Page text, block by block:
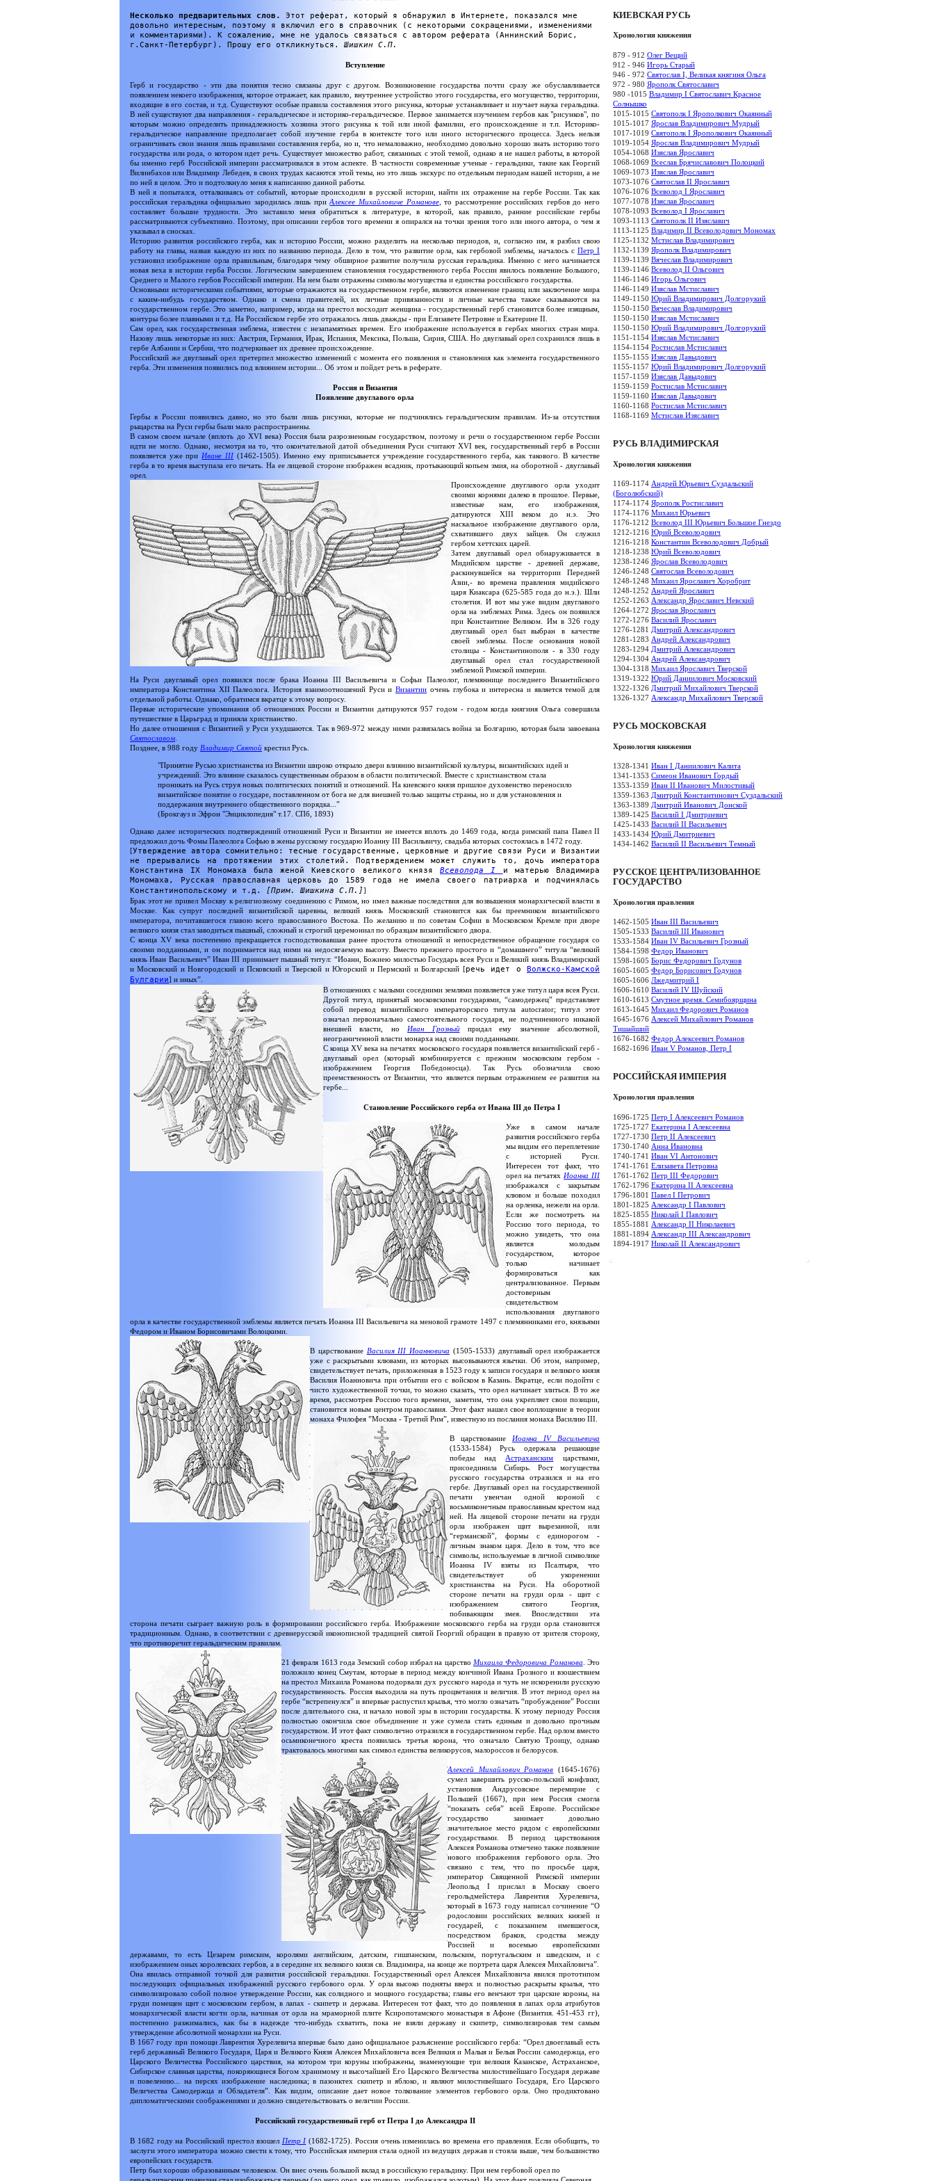
Несколько предварительных слов.
Этот реферат, который я обнаружил в Интернете, показался мне
довольно интересным, поэтому я включил его в справочник (с некоторыми сокращениями, изменениями
и комментариями). К сожалению, мне не удалось связаться с автором реферата (Аннинский Борис,
г.Санкт-Петербург). Прошу его откликнуться. Шишкин С.П.
Вступление
Герб и государство - эти два понятия тесно связаны друг с другом. Возникновение государства почти сразу же обуславливается
появлением некоего изображения, которое отражает, как правило, внутреннее устройство этого государства, его могущество, территории,
входящие в его состав, и т.д. Существуют особые правила составления этого рисунка, которые устанавливает и изучает наука геральдика.
В ней существуют два направления - геральдическое и историко-геральдическое. Первое занимается изучением гербов как "рисунков", по
которым можно определить принадлежность хозяина этого рисунка к той или иной фамилии, его происхождение и т.п. Историко-
геральдическое направление предполагает собой изучение герба в контексте того или иного исторического процесса. Здесь нельзя
ограничивать свои знания лишь правилами составления герба, но и, что немаловажно, необходимо довольно хорошо знать историю того
государства или рода, о котором идет речь. Существует множество работ, связанных с этой темой, однако я не нашел работы, в которой
бы именно герб Российской империи рассматривался в этом аспекте. В частности современные ученые - геральдики, такие как Георгий
Вилинбахов или Владимир Лебедев, в своих трудах касаются этой темы, но это лишь экскурс по отдельным периодам нашей истории, а не
по ней в целом. Это и подтолкнуло меня к написанию данной работы.
В ней я попытался, отталкиваясь от событий, которые происходили в русской истории, найти их отражение на гербе России. Так как
российская геральдика официально зародилась лишь приАлексее Михайловиче Романове, то рассмотрение российских гербов до него
составляет большие трудности. Это заставило меня обратиться к литературе, в которой, как правило, ранние российские гербы
рассматриваются субъективно. Поэтому, при описании гербов того времени я опирался на точки зрения того или иного автора, о чем я
указывал в сносках.
Историю развития российского герба, как и историю России, можно разделить на несколько периодов, и, согласно им, я разбил свою
работу на главы, назвав каждую из них по названию периода. Дело в том, что развитие орла, как гербовой эмблемы, началось с Петр I
установил изображение орла правильным, благодаря чему обширное развитие получила русская геральдика. Именно с него начинается
новая веха в истории герба России. Логическим завершением становления государственного герба России явилось появление Большого,
Среднего и Малого гербов Российской империи. На нем были отражены символы могущества и единства российского государства.
Основными историческими событиями, которые отражаются на государственном гербе, являются изменение границ или заключение мира
с каким-нибудь государством. Однако и смена правителей, их личные привязанности и личные качества также сказываются на
государственном гербе. Это заметно, например, когда на престол восходит женщина - государственный герб становится более изящным,
контуры более плавными и т.д. На Российском гербе это отражалось лишь дважды - при Елизавете Петровне и Екатерине II.
Сам орел, как государственная эмблема, известен с незапамятных времен. Его изображение используется в гербах многих стран мира.
Назову лишь некоторые из них: Австрия, Германия, Ирак, Испания, Мексика, Польша, Сирия, США. Но двуглавый орел сохранился лишь в
гербе Албании и Сербии, что подчеркивает их древнее происхождение.
Российский же двуглавый орел претерпел множество изменений с момента его появления и становления как элемента государственного
герба. Эти изменения появились под влиянием истории... Об этом и пойдет речь в реферате.
Россия и Византия
Появление двуглавого орла
Гербы в России появились давно, но это были лишь рисунки, которые не подчинялись геральдическим правилам. Из-за отсутствия
рыцарства на Руси гербы были мало распространены.
В самом своем начале (вплоть до XVI века) Россия была разрозненным государством, поэтому и речи о государственном гербе России
идти не могло. Однако, несмотря на то, что окончательной датой объединения Руси считают XVI век, государственный герб в России
появляется уже при Иване III(1462-1505). Именно ему приписывается учреждение государственного герба, как такового. В качестве
герба в то время выступала его печать. На ее лицевой стороне изображен всадник, протыкающий копьем змия, на оборотной - двуглавый
орел.
Происхождение двуглавого орла уходит
своими корнями далеко в прошлое. Первые,
известные нам, его изображения,
датируются XIII веком до н.э. Это
наскальное изображение двуглавого орла,
схватившего двух зайцев. Он служил
гербом хеттских царей.
Затем двуглавый орел обнаруживается в
Мидийском царстве - древней державе,
раскинувшейся на территории Передней
Азии,- во времена правления мидийского
царя Киаксара (625-585 года до н.э.). Шли
столетия. И вот мы уже видим двуглавого
орла на эмблемах Рима. Здесь он появился
при Константине Великом. Им в 326 году
двуглавый орел был выбран в качестве
своей эмблемы. После основания новой
столицы - Константинополя - в 330 году
двуглавый орел стал государственной
эмблемой Римской империи.
На Руси двуглавый орел появился после брака Иоанна III Васильевича и Софьи Палеолог, племяннице последнего Византийского
императора Константина XII Палеолога. История взаимоотношений Руси и Византии очень глубока и интересна и является темой для
отдельной работы. Однако, обратимся вкратце к этому вопросу.
Первые исторические упоминания об отношениях России и Византии датируются 957 годом - годом когда княгиня Ольга совершила
путешествие в Царьград и приняла христианство.
Но далее отношения с Византией у Руси ухудшаются. Так в 969-972 между ними развязалась война за Болгарию, которая была завоевана
Святославом
Позднее, в 988 году Владимир Святой крестил Русь.
"Принятие Русью христианства из Византии широко открыло двери влиянию византийской культуры, византийских идей и
учреждений. Это влияние сказалось существенным образом в области политической. Вместе с христианством стала
проникать на Русь струя новых политических понятий и отношений. На киевского князя пришлое духовенство переносило
византийское понятие о государе, поставленном от бога не для внешней только защиты страны, но и для установления и
поддержания внутреннего общественного порядка...”
(Брокгауз и Эфрон "Энциклопедия" т.17. СПб, 1893)
Однако далее исторических подтверждений отношений Руси и Византии не имеется вплоть до 1469 года, когда римский папа Павел II
предложил дочь Фомы Палеолога Софью в жены русскому государю Иоанну III Васильвичу, свадьба которых состоялась в 1472 году.
[Утверждение автора сомнительно: тесные государственные, церковные и другие связи Руси и Византии
не прерывались на протяжении этих столетий. Подтверждением может служить то, дочь императора
Константина IX Мономаха была женой Киевского великого князя Всеволода I
и матерью Владимира
Мономаха, Русская православная церковь до 1589 года не имела своего патриарха и подчинялась
Константинопольскому и т.д. [Прим. Шишкина С.П.]]
Брак этот не привел Москву к религиозному соединению с Римом, но имел важные последствия для возвышения монархической власти в
Москве. Как супруг последней византийской царевны, великий князь Московский становится как бы преемником византийского
императора, почитавшегося главою всего православного Востока. По желанию и по советам Софии в Московском Кремле при дворе
великого князя стал заводиться пышный, сложный и строгий церемониал по образцам византийского двора.
С конца XV века постепенно прекращается господствовавшая ранее простота отношений и непосредственное обращение государя со
своими подданными, и он поднимается над ними на недосягаемую высоту. Вместо прежнего простого и “домашнего” титула “великий
князь Иван Васильевич” Иван III принимает пышный титул: “Иоанн, Божиею милостью Государь всея Руси и Великий князь Владимирский
и Московский и Новгородский и Псковский и Тверской и Югорский и Пермский и Болгарский [речь идет о
Волжско-Камской
Булгарии] и иных”.
В отношениях с малыми соседними землями появляется уже титул царя всея Руси.
Другой титул, принятый московскими государями, “самодержец” представляет
собой перевод византийского императорского титула autocrator; титул этот
означал первоначально самостоятельного государя, не подчиненного никакой
внешней власти, но Иван Грозныйпридал ему значение абсолютной,
неограниченной власти монарха над своими подданными.
С конца XV века на печатях московского государя появляется византийский герб -
двуглавый орел (который комбинируется с прежним московским гербом -
изображением Георгия Победоносца). Так Русь обозначила свою
преемственность от Византии, что является первым отражением ее развития на
гербе...
Становление Российского герба от Ивана III до Петра I
Уже в самом начале
развития российского герба
мы видим его переплетение
с историей Руси.
Интересен тот факт, что
орел на печатях Иоанна III
изображался с закрытым
клювом и больше походил
на орленка, нежели на орла.
Если же посмотреть на
Россию того периода, то
можно увидеть, что она
является молодым
государством, которое
только начинает
формироваться как
централизованное. Первым
достоверным
свидетельством
использования двуглавого
орла в качестве государственной эмблемы является печать Иоанна III Васильевича на меновой грамоте 1497 с племянниками его, князьями
Федором и Иваном Борисовичами Волоцкими.
В царствование Василия III Иоанновича (1505-1533) двуглавый орел изображается
уже с раскрытыми клювами, из которых высовываются язычки. Об этом, например,
свидетельствует печать, приложенная в 1523 году к записи государя и великого князя
Василия Иоанновича при отбытии его с войском в Казань. Вкратце, если подойти с
чисто художественной точки, то можно сказать, что орел начинает злиться. В то же
время, рассмотрев Россию того времени, заметим, что она укрепляет свои позиции,
становится новым центром православия. Этот факт нашел свое воплощение в теории
монаха Филофея ”Москва - Третий Рим”, известную из послания монаха Василию III.
В царствование Иоанна IV Васильевича
(1533-1584) Русь одержала решающие
победы надАстраханским царствами,
присоединила Сибирь. Рост могущества
русского государства отразился и на его
гербе. Двуглавый орел на государственной
печати увенчан одной короной с
восьмиконечным православным крестом над
ней. На лицевой стороне печати на груди
орла изображен щит вырезанной, или
“германской”, формы с единорогом -
личным знаком царя. Дело в том, что все
символы, используемые в личной символике
Иоанна IV взяты из Псалтыря, что
свидетельствует об укоренении
христианства на Руси. На оборотной
стороне печати на груди орла - щит с
изображением святого Георгия,
побивающим змея. Впоследствии эта
сторона печати сыграет важную роль в формировании российского герба. Изображение московского герба на груди орла становится
традиционным. Однако, в соответствии с древнерусской иконописной традицией святой Георгий обращен в правую от зрителя сторону,
что противоречит геральдическим правилам.
21 февраля 1613 года Земский собор избрал на царство Михаила Федоровича Романова. Это
положило конец Смутам, которые в период между кончиной Ивана Грозного и взошествием
на престол Михаила Романова подорвали дух русского народа и чуть не искоренили русскую
государственность. Россия выходила на путь процветания и величия. В этот период орел на
гербе “встрепенулся” и впервые распустил крылья, что могло означать “пробуждение” России
после длительного сна, и начало новой эры в истории государства. К этому периоду Россия
полностью окончила свое объединение и уже сумела стать единым и довольно прочным
государством. И этот факт символично отразился в государственном гербе. Над орлом вместо
осьмиконечного креста появилась третья корона, что означало Святую Троицу, однако
трактовалось многими как символ единства великорусов, малороссов и белорусов.
Алексей Михайлович Романов (1645-1676)
сумел завершить русско-польский конфликт,
установив Андрусовское перемирие с
Польшей (1667), при нем Россия смогла
“показать себя” всей Европе. Российское
государство занимает довольно
значительное место рядом с европейскими
государствами. В период царствования
Алексея Романова отмечено также появление
нового изображения гербового орла. Это
связано с тем, что по просьбе царя,
император Священной Римской империи
Леопольд I прислал в Москву своего
герольдмейстера Лаврентия Хурелевича,
который в 1673 году написал сочинение “О
родословии российских великих князей и
государей, с показанием имевшегося,
посредством браков, сродства между
Россией и восемью европейскими
державами, то есть Цезарем римским, королями английским, датским, гишпанским, польским, португальским и шведским, и с
изображением оных королевских гербов, а в середине их великого князя св. Владимира, на конце же портрета царя Алексея Михайловича”.
Она явилась отправной точкой для развития российской геральдики. Государственный орел Алексея Михайловича явился прототипом
последующих официальных изображений русского гербового орла. У орла высоко подняты вверх и полностью раскрыты крылья, что
символизировало собой полное утверждение России, как солидного и мощного государства; главы его венчают три царские короны, на
груди помещен щит с московским гербом, в лапах - скипетр и держава. Интересен тот факт, что до появления в лапах орла атрибутов
монархической власти когти орла, начиная от орла на мраморной плите Ксиропотамского монастыря в Афоне (Византия. 451-453 гг),
постепенно разжимались, как бы в надежде что-нибудь схватить, пока не взяли державу и скипетр, символизировав тем самым
утверждение абсолютной монархии на Руси.
В 1667 году при помощи Лаврентия Хурелевича впервые было дано официальное разъяснение российского герба: “Орел двоеглавый есть
герб державный Великого Государя, Царя и Великого Князя Алексея Михайловича всея Великия и Малыя и Белыя России самодержца, его
Царского Величества Российского царствия, на котором три коруны изображены, знаменующие три великия Казанское, Астраханское,
Сибирское славныя царства, покоряющиеся Богом хранимому и высочайшей Его Царского Величества милостивейшаго Государя державе
и повелению... на персях изображение наследника; в пазонктех скипетр и яблоко, и являют милостивейшаго Государя, Его Царского
Величества Самодержца и Обладателя”. Как видим, описание дает новое толкование элементов гербового орла. Оно продиктовано
дипломатическими соображениями и должно свидетельствовать о величии России.
Российский государственный герб от Петра I до Александра II
В 1682 году на Российский престол взошел Петр I (1682-1725). Россия очень изменилась во времена его правления. Если обобщить, то
заслуги этого императора можно свести к тому, что Российская империя стала одной из ведущих держав и стояла выше, чем большинство
европейских государств.
Петр был хорошо образованным человеком. Он внес очень большой вклад в российскую геральдику. При нем гербовой орел по
КИЕВСКАЯ РУСЬ
Хронология княжения
879 - 912 Олег Вещий
912 - 946 Игорь Старый
946 - 972 Святослав I, Великая княгиня Ольга
972 - 980 Ярополк Святославич
980 -1015 Владимир I Святославич Красное
Солнышко
1015-1015 Святополк I Ярополкович Окаянный
1015-1017 Ярослав Владимирович Мудрый
1017-1019 Святополк I Ярополкович Окаянный
1019-1054 Ярослав Владимирович Мудрый
1054-1068 Изяслав Ярославич
1068-1069 Всеслав Брячиславович Полоцкий
1069-1073 Изяслав Ярославич
1073-1076 Святослав II Ярославич
1076-1076 Всеволод I Ярославич
1077-1078 Изяслав Ярославич
1078-1093 Всеволод I Ярославич
1093-1113 Святополк II Изяславич
1113-1125 Владимир II Всеволодович Мономах
1125-1132 Мстислав Владимирович
1132-1139 Ярополк Владимирович
1139-1139 Вячеслав Владимирович
1139-1146 Всеволод II Ольгович
1146-1146 Игорь Ольгович
1146-1149 Изяслав Мстиславич
1149-1150 Юрий Владимирович Долгорукий
1150-1150 Вячеслав Владимирович
1150-1150 Изяслав Мстиславич
1150-1150 Юрий Владимирович Долгорукий
1151-1154 Изяслав Мстиславич
1154-1154 Ростислав Мстиславич
1155-1155 Изяслав Давыдович
1155-1157 Юрий Владимирович Долгорукий
1157-1159 Изяслав Давыдович
1159-1159 Ростислав Мстиславич
1159-1160 Изяслав Давыдович
1160-1168 Ростислав Мстиславич
1168-1169 Мстислав Изяславич
РУСЬ ВЛАДИМИРСКАЯ
Хронология княжения
1169-1174 Андрей Юрьевич Суздальский
(Боголюбский)
1174-1174 Ярополк Ростиславич
1174-1176 Михаил Юрьевич
1176-1212 Всеволод III Юрьевич Большое Гнездо
1212-1216 Юрий Всеволодович
1216-1218 Константин Всеволодович Добрый
1218-1238 Юрий Всеволодович
1238-1246 Ярослав Всеволодович
1246-1248 Святослав Всеволодович
1248-1248 Михаил Ярославич Хоробрит
1248-1252 Андрей Ярославич
1252-1263 Александр Ярославич Невский
1264-1272 Ярослав Ярославич
1272-1276 Василий Ярославич
1276-1281 Дмитрий Александрович
1281-1283 Андрей Александрович
1283-1294 Дмитрий Александрович
1294-1304 Андрей Александрович
1304-1318 Михаил Ярославич Тверской
1319-1322 Юрий Даниилович Московский
1322-1326 Дмитрий Михайлович Тверской
1326-1327 Александр Михайлович Тверской
РУСЬ МОСКОВСКАЯ
Хронология княжения
1328-1341 Иван I Даниилович Калита
1341-1353 Симеон Иванович Гордый
1353-1359 Иван II Иванович Милостивый
1359-1363 Дмитрий Константинович Суздальский
1363-1389 Дмитрий Иванович Донской
1389-1425 Василий I Дмитриевич
1425-1433 Василий II Васильевич
1433-1434 Юрий Дмитриевич
1434-1462 Василий II Васильевич Темный
РУССКОЕ ЦЕНТРАЛИЗОВАННОЕ
ГОСУДАРСТВО
Хронология правления
1462-1505 Иван III Васильевич
1505-1533 Василий III Иванович
1533-1584 Иван IV Васильевич Грозный
1584-1598 Федор Иванович
1598-1605 Борис Федорович Годунов
1605-1605 Федор Борисович Годунов
1605-1606 Лжедмитрий I
1606-1610 Василий IV Шуйский
1610-1613 Смутное время. Семибоярщина
1613-1645 Михаил Федорович Романов
1645-1676 Алексей Михайлович Романов
Тишайший
1676-1682 Федор Алексеевич Романов
1682-1696 Иван V Романов, Петр I
РОССИЙСКАЯ ИМПЕРИЯ
Хронология правления
1696-1725 Петр I Алексеевич Романов
1725-1727 Екатерина I Алексеевна
1727-1730 Петр II Алексеевич
1730-1740 Анна Ивановна
1740-1741 Иван VI Антонович
1741-1761 Елизавета Петровна
1761-1762 Петр III Федорович
1762-1796 Екатерина II Алексеевна
1796-1801 Павел I Петрович
1801-1825 Александр I Павлович
1825-1855 Николай I Павлович
1855-1881 Александр II Николаевич
1881-1894 Александр III Александрович
1894-1917 Николай II Александрович